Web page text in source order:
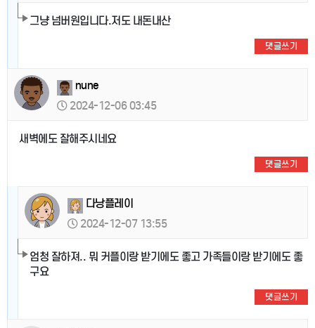
그냥 넘버원입니다.저도 내돈내산
댓글쓰기
nune
2024-12-06 03:45
새벽에도 잘해주시네요
댓글쓰기
다낭플레이
2024-12-07 13:55
엄청 잘하져.. 뭐 커플이랑 받기에도 좋고 가족들이랑 받기에도 좋
구요
댓글쓰기